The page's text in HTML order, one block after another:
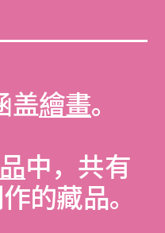
盖繪畫。
中，共有
的藏品。